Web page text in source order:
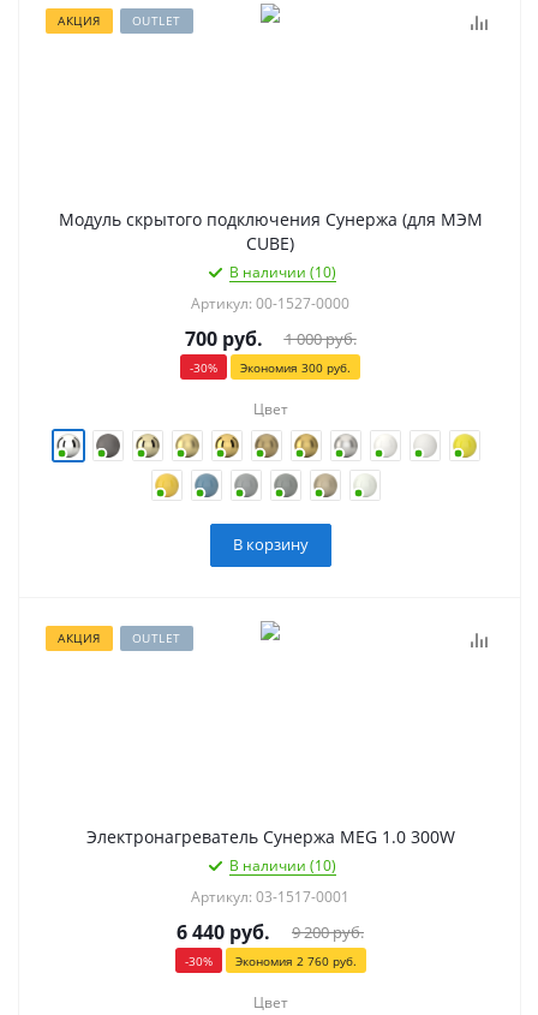
АКЦИЯ OUTLET
Модуль скрытого подключения Сунержа (для МЭМ
CUBE)
В наличии (10)
Артикул: 00-1527-0000
700руб. 1 000руб.
-30% Экономия 300 руб.
Цвет
В корзину
АКЦИЯ OUTLET
Электронагреватель Сунержа MEG 1.0 300W
В наличии (10)
Артикул: 03-1517-0001
6 440 руб. 9 200руб.
-30% Экономия 2 760руб.
Цвет